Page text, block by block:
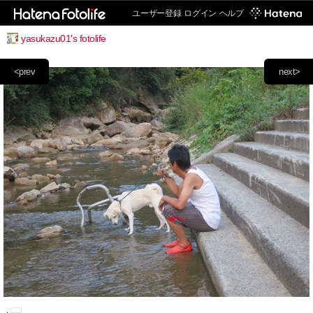
ユーザー登録 ログイン ヘルプ
yasukazu01's fotolife
next>
<prev